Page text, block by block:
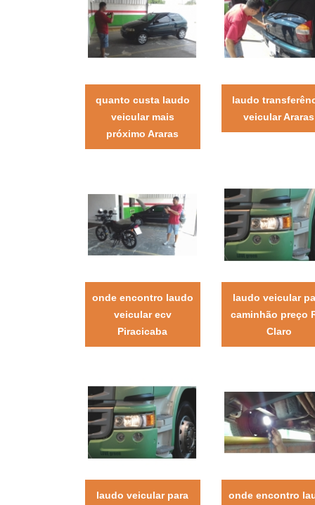
quanto custa laudo
veicular mais
próximo Araras
laudo
veicular Araras
onde encontro laudo
veicular ecv
Piracicaba
laudo veicular
caminhão preço
Claro
laudo veicular para
onde encontro